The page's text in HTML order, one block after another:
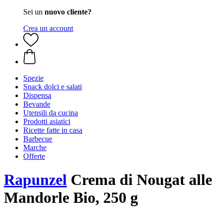
Sei un nuovo cliente?
Crea un account
Spezie
Snack dolci e salati
Dispensa
Bevande
Utensili da cucina
Prodotti asiatici
Ricette fatte in casa
Barbecue
Marche
Offerte
Rapunzel Crema di Nougat alle
Mandorle Bio, 250 g